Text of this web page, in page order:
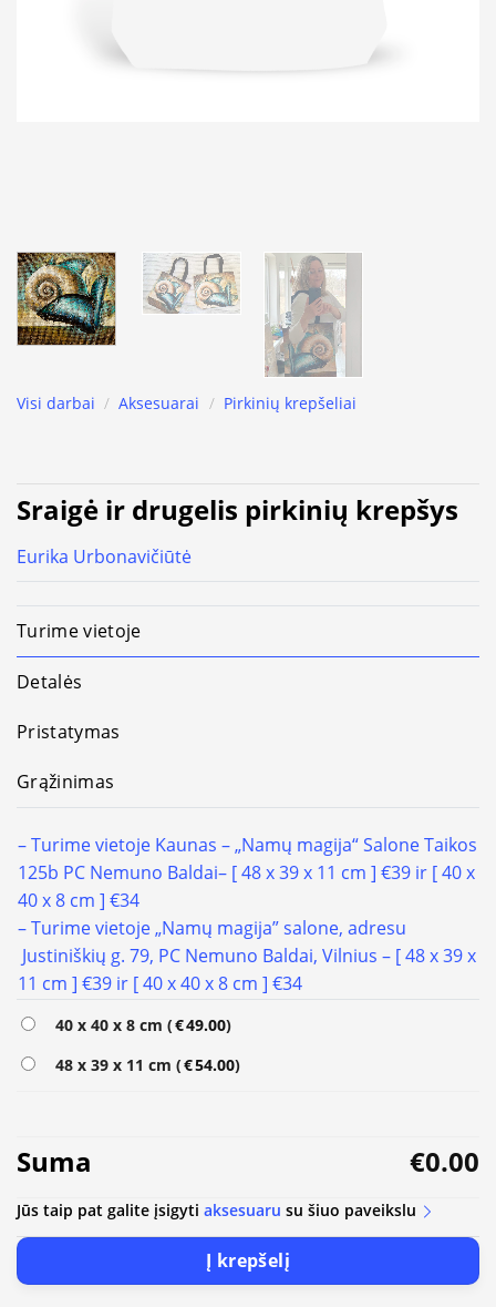
Visi darbai / Aksesuarai / Pirkinių krepšeliai
Sraigė ir drugelis pirkinių krepšys
Eurika Urbonavičiūtė
Turime vietoje
Detalės
Pristatymas
Grąžinimas
– Turime vietoje Kaunas – „Namų magija“ Salone Taikos
125b PC Nemuno Baldai– [ 48 x 39 x 11 cm ] €39 ir [ 40 x
40 x 8 cm ] €34
– Turime vietoje „Namų magija” salone, adresu
Justiniškių g. 79, PC Nemuno Baldai, Vilnius – [ 48 x 39 x
11 cm ] €39 ir [ 40 x 40 x 8 cm ] €34
40 x 40 x 8 cm (€49.00)
48 x 39 x 11 cm (€54.00)
Suma €0.00
Jūs taip pat galite įsigyti aksesuaru su šiuo paveikslu
Į krepšelį
Alternative: